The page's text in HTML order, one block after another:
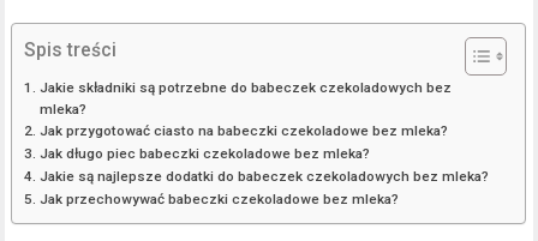
Spis treści
Jakie składniki są potrzebne do babeczek czekoladowych bez
mleka?
Jak przygotować ciasto na babeczki czekoladowe bez mleka?
Jak długo piec babeczki czekoladowe bez mleka?
Jakie są najlepsze dodatki do babeczek czekoladowych bez mleka?
Jak przechowywać babeczki czekoladowe bez mleka?